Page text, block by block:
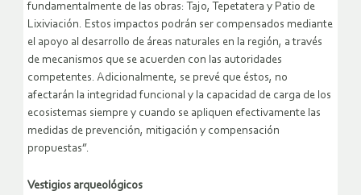
fundamentalmente de las obras: Tajo, Tepetatera y Patio de
Lixiviación. Estos impactos podrán ser compensados mediante
el apoyo al desarrollo de áreas naturales en la región, a través
de mecanismos que se acuerden con las autoridades
competentes. Adicionalmente, se prevé que éstos, no
afectarán la integridad funcional y la capacidad de carga de los
ecosistemas siempre y cuando se apliquen efectivamente las
medidas de prevención, mitigación y compensación
propuestas”.
Vestigios arqueológicos